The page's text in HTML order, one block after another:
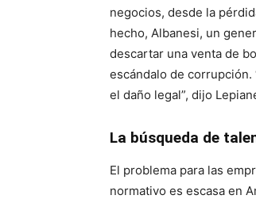
negocios, desde la
hecho, Albanesi, un
descartar una venta de
escándalo de corrupción.
el daño legal”, dijo
La búsqueda de
El problema para las
normativo es escasa en